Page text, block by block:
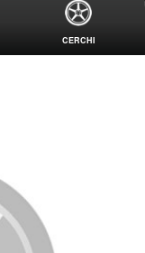
CERCHI